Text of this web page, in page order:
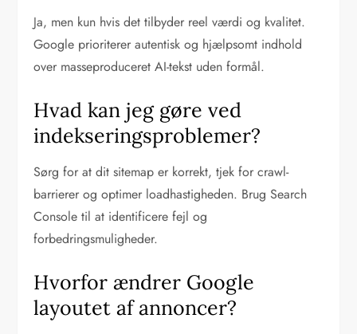
Ja, men kun hvis det tilbyder reel værdi og kvalitet.
Google prioriterer autentisk og hjælpsomt indhold
over masseproduceret AI-tekst uden formål.
Hvad kan jeg gøre ved
indekseringsproblemer?
Sørg for at dit sitemap er korrekt, tjek for crawl-
barrierer og optimer loadhastigheden. Brug Search
Console til at identificere fejl og
forbedringsmuligheder.
Hvorfor ændrer Google
layoutet af annoncer?